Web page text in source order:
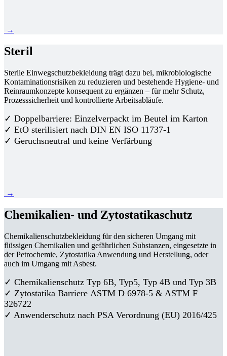
→
Steril
Sterile Einwegschutzbekleidung trägt dazu bei, mikrobiologische
Kontaminationsrisiken zu reduzieren und bestehende Hygiene- und
Reinraumkonzepte konsequent zu ergänzen – für mehr Schutz,
Prozesssicherheit und kontrollierte Arbeitsabläufe.
✓ Doppelbarriere: Einzelverpackt im Beutel im Karton
✓ EtO sterilisiert nach DIN EN ISO 11737-1
✓ Geruchsneutral und keine Verfärbung
→
Chemikalien- und Zytostatikaschutz
Chemikalienschutzbekleidung für den sicheren Umgang mit
flüssigen Chemikalien und gefährlichen Substanzen, eingesetzte in
der Petrochemie, Zytostatika Anwendung und Herstellung, oder
auch im Umgang mit Asbest.
✓ Chemikalienschutz Typ 6B, Typ5, Typ 4B und Typ 3B
✓ Zytostatika Barriere ASTM D 6978-5 & ASTM F
326722
✓ Anwenderschutz nach PSA Verordnung (EU) 2016/425